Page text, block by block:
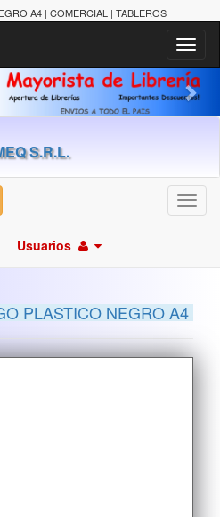
A4 | COMERCIAL | TABLEROS
S.R.L.
Usuarios
PLASTICO NEGRO A4